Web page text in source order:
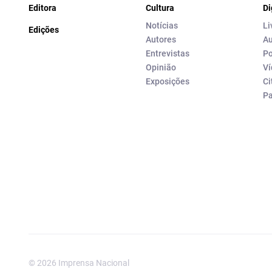
Editora
Edições
Cultura
Notícias
Autores
Entrevistas
Opinião
Exposições
© 2026 Imprensa Nacional